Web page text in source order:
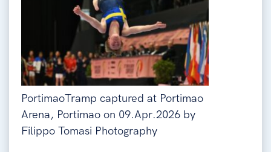
PortimaoTramp captured at Portimao
Arena, Portimao on 09.Apr.2026 by
Filippo Tomasi Photography